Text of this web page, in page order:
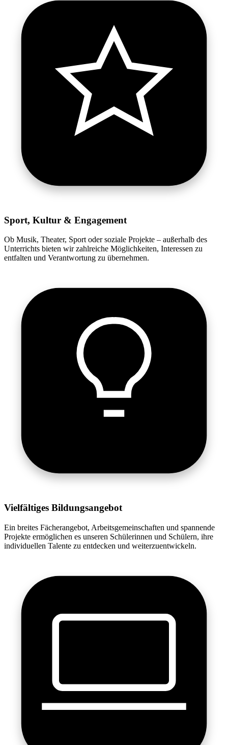
Sport, Kultur & Engagement
Ob Musik, Theater, Sport oder soziale Projekte – außerhalb des
Unterrichts bieten wir zahlreiche Möglichkeiten, Interessen zu
entfalten und Verantwortung zu übernehmen.
Vielfältiges Bildungsangebot
Ein breites Fächerangebot, Arbeitsgemeinschaften und spannende
Projekte ermöglichen es unseren Schülerinnen und Schülern, ihre
individuellen Talente zu entdecken und weiterzuentwickeln.